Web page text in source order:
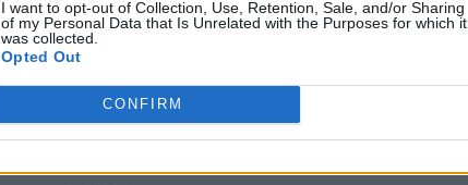
I want to opt-out of Collection, Use, Retention, Sale, and/or Sharing
of my Personal Data that Is Unrelated with the Purposes for which it
was collected.
Opted Out
CONFIRM